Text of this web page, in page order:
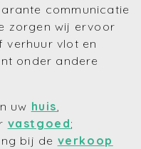
communicatie
zorgen wij ervoor
verhuur vlot en
onder andere
uw huis
vastgoed;
bij de verkoop